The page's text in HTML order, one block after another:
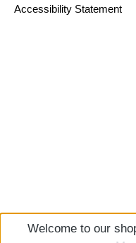
Accessibility Statement
Welcome to our